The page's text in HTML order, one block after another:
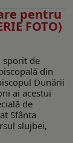
pentru
FOTO)
sporit de
din
Dunării
ai acestui
de
Sfânta
slujbei,